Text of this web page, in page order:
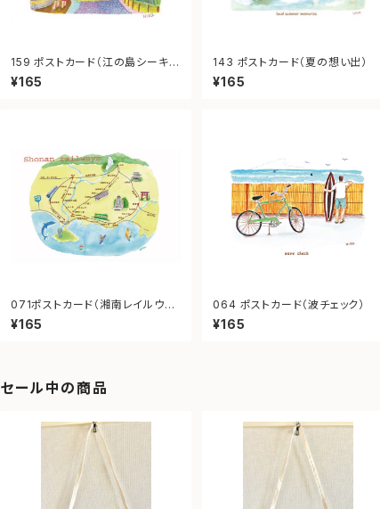
159 ポストカード（江の島シーキャ
ンドル）
¥165
143 ポストカード（夏の想い出）
¥165
071ポストカード（湘南レイルウェ
イ）
¥165
064 ポストカード（波チェック）
¥165
セール中の商品